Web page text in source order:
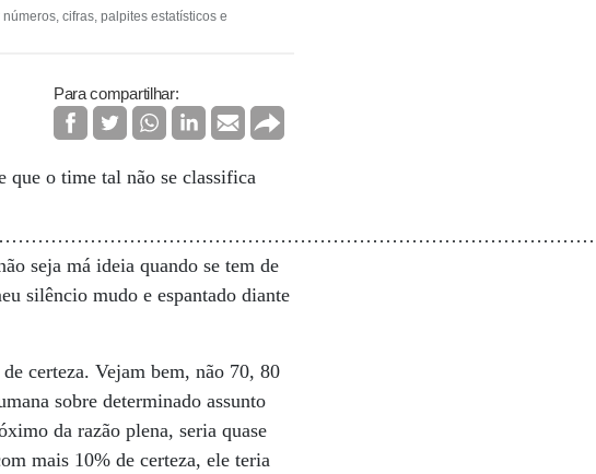
cifras, palpites estatísticos e
Para compartilhar:
que o time tal não se classifica
seja má ideia quando se tem de
silêncio mudo e espantado diante
certeza. Vejam bem, não 70, 80
sobre determinado assunto
da razão plena, seria quase
mais 10% de certeza, ele teria